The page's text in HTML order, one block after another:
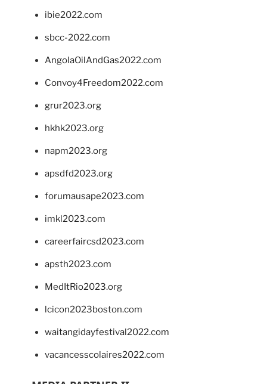
ibie2022.com
sbcc-2022.com
AngolaOilAndGas2022.com
Convoy4Freedom2022.com
grur2023.org
hkhk2023.org
napm2023.org
apsdfd2023.org
forumausape2023.com
imkl2023.com
careerfaircsd2023.com
apsth2023.com
MedItRio2023.org
lcicon2023boston.com
waitangidayfestival2022.com
vacancesscolaires2022.com